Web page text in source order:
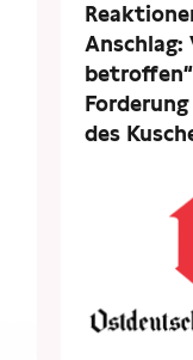
Anschlag:
Forderung
des